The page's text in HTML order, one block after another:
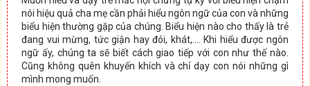
nói hiệu quả cha mẹ cần phải hiểu ngôn ngữ của con và những
biểu hiện thường gặp của chúng. Biểu hiện nào cho thấy là trẻ
đang vui mừng, tức giận hay đói, khát,…. Khi hiểu được ngôn
ngữ ấy, chúng ta sẽ biết cách giao tiếp với con như thế nào.
Cũng không quên khuyến khích và chỉ dạy con nói những gì
mình mong muốn.